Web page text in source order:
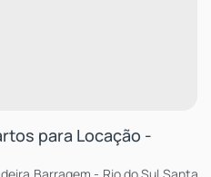
para Locação -